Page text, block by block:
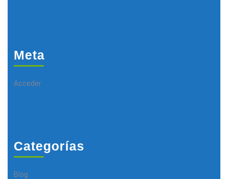
Meta
Acceder
Categorías
Blog